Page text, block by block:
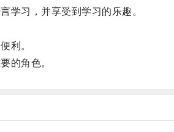
习，并享受到学习的乐趣。
利。
的角色。